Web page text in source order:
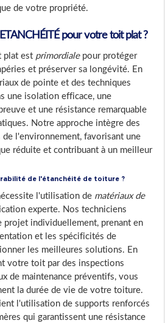
de votre propriété.
pour votre toit plat ?
plat est primordialepour protéger
et préserver sa longévité. En
de pointe et des techniques
une isolation efficace, une
et une résistance remarquable
Notre approche intègre des
de l'environnement, favorisant une
réduite et contribuant à un meilleur
de l'étanchéité de toiture ?
l'utilisation de matériaux de
experte. Nos techniciens
projet individuellement, prenant en
et les spécificités de
les meilleures solutions. En
votre toit par des inspections
de maintenance préventifs, vous
la durée de vie de votre toiture.
l'utilisation de supports renforcés
qui garantissent une résistance